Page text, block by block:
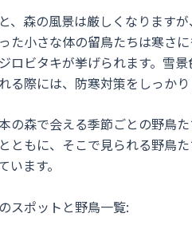
、森の風景は厳しくなります
た小さな体の留鳥たちは寒さ
ロビタキが挙げられます。雪
る際には、防寒対策をしっかり
の森で会える季節ごとの野鳥
ともに、そこで見られる野鳥
います。
スポットと野鳥一覧: